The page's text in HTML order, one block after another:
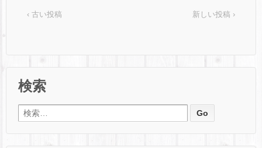
‹ 古い投稿 新しい投稿 ›
検索
検索: